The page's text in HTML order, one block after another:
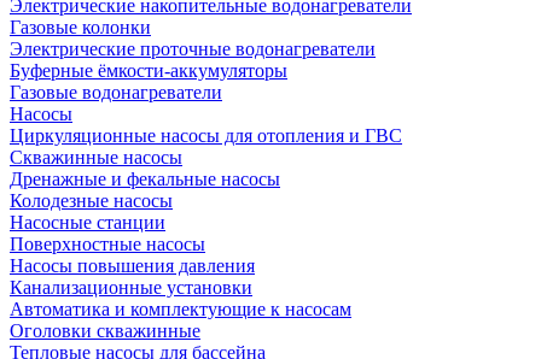
Электрические накопительные водонагреватели
Газовые колонки
Электрические проточные водонагреватели
Буферные ёмкости-аккумуляторы
Газовые водонагреватели
Насосы
Циркуляционные насосы для отопления и ГВС
Скважинные насосы
Дренажные и фекальные насосы
Колодезные насосы
Насосные станции
Поверхностные насосы
Насосы повышения давления
Канализационные установки
Автоматика и комплектующие к насосам
Оголовки скважинные
Тепловые насосы для бассейна